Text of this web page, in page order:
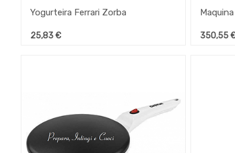
Yogurteira Ferrari Zorba
25,83€ 350,55